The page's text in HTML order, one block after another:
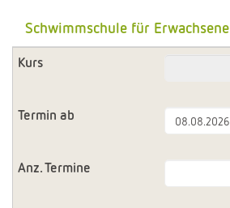
Schwimmschule für Erwachsene